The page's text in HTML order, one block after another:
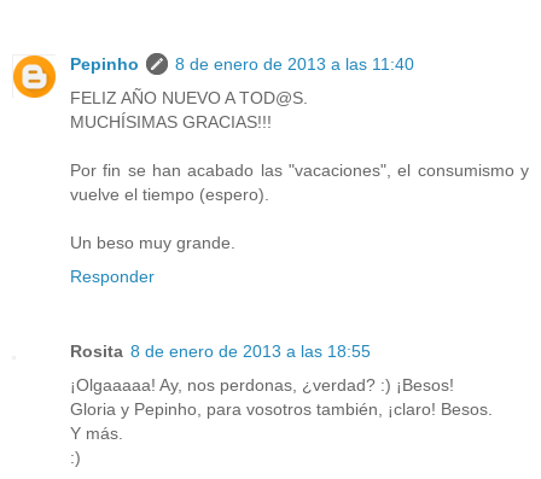
Pepinho
8 de enero de 2013 a las 11:40
FELIZ AÑO NUEVO A TOD@S.
MUCHÍSIMAS GRACIAS!!!
Por fin se han acabado las "vacaciones", el consumismo y
vuelve el tiempo (espero).
Un beso muy grande.
Responder
Rosita 8 de enero de 2013 a las 18:55
¡Olgaaaaa! Ay, nos perdonas, ¿verdad? :) ¡Besos!
Gloria y Pepinho, para vosotros también, ¡claro! Besos.
Y más.
:)